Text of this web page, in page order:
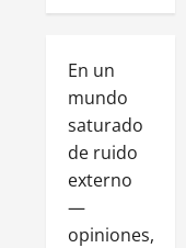
En un
mundo
saturado
de ruido
externo
—
opiniones,